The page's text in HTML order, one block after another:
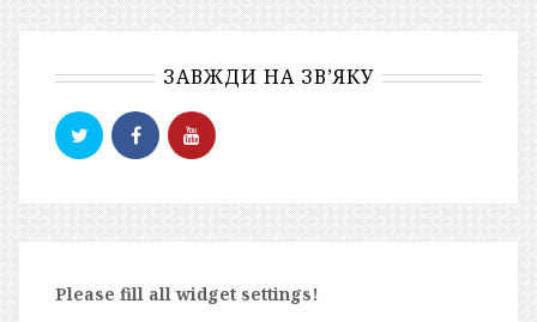
ЗАВЖДИ НА ЗВ’ЯКУ
Please fill all widget settings!